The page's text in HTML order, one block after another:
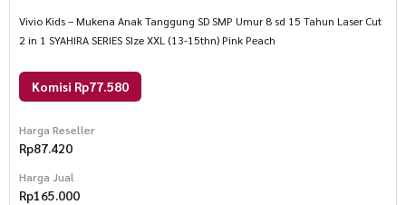
Vivio Kids – Mukena Anak Tanggung SD SMP Umur 8 sd 15 Tahun Laser Cut
2 in 1 SYAHIRA SERIES SIze XXL (13-15thn) Pink Peach
Komisi Rp77.580
Harga Reseller
Rp87.420
Harga Jual
Rp165.000